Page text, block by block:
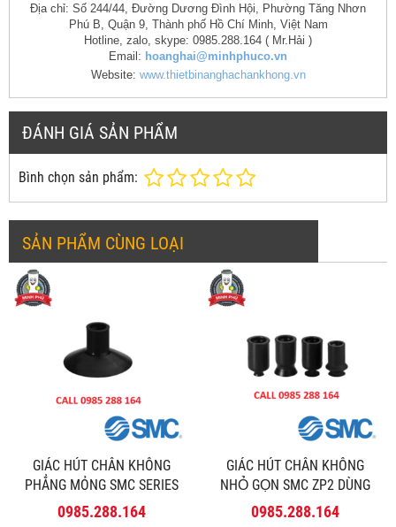
Địa chỉ: Số 244/44, Đường Dương Đình Hội, Phường Tăng Nhơn
Phú B, Quận 9, Thành phố Hồ Chí Minh, Việt Nam
Hotline, zalo, skype: 0985.288.164 ( Mr.Hải )
Email: hoanghai@minhphuco.vn
Website: www.thietbinanghachankhong.vn
ĐÁNH GIÁ SẢN PHẨM
Bình chọn sản phẩm:
SẢN PHẨM CÙNG LOẠI
GIÁC HÚT CHÂN KHÔNG
PHẲNG MỎNG SMC SERIES
ZP2-UT/MT
0985.288.164
GIÁC HÚT CHÂN KHÔNG
NHỎ GỌN SMC ZP2 DÙNG
CHO DÒNG ZP
0985.288.164